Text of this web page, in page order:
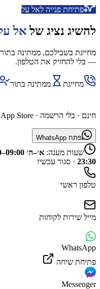
פתיחת פנייה לאל על
להשיג נציג שלאל
מחייגת בשבילכם, ממתינה
— בלי להחזיק את הטלפון.
מחייגת ממתינה בתור
חינם · בלי הרשמה · App Store
פתח WhatsApp
שעות מענה:
23:30
· סגור עכשיו
טלפון ראשי
מייל שירות לקוחות
WhatsApp
פתיחת שיחה
Messenger